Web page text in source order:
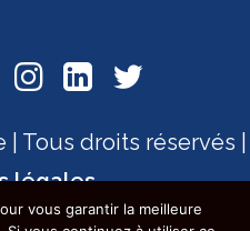
Tous droits réservés |
légales
vous garantir la meilleure